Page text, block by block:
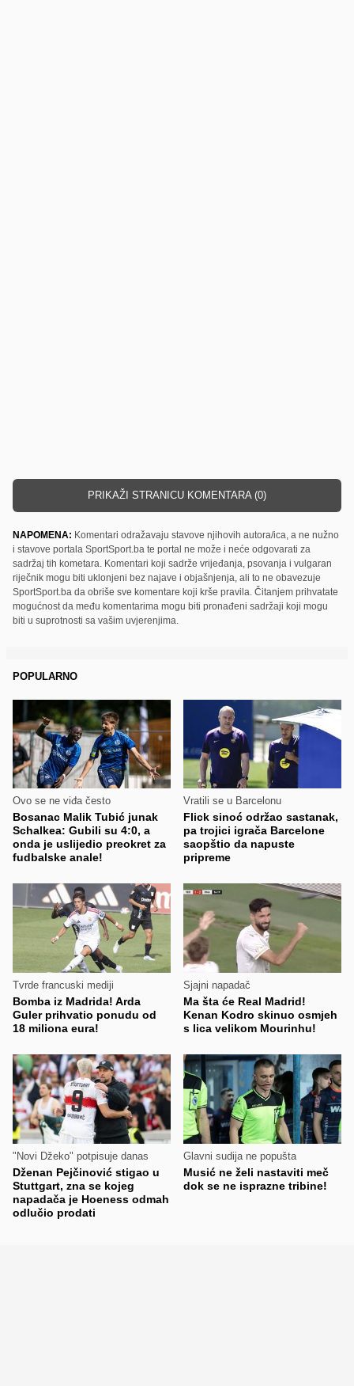
PRIKAŽI STRANICU KOMENTARA (0)
NAPOMENA: Komentari odražavaju stavove njihovih autora/ica, a ne nužno
i stavove portala SportSport.ba te portal ne može i neće odgovarati za
sadržaj tih kometara. Komentari koji sadrže vrijeđanja, psovanja i vulgaran
riječnik mogu biti uklonjeni bez najave i objašnjenja, ali to ne obavezuje
SportSport.ba da obriše sve komentare koji krše pravila. Čitanjem prihvatate
mogućnost da među komentarima mogu biti pronađeni sadržaji koji mogu
biti u suprotnosti sa vašim uvjerenjima.
POPULARNO
Ovo se ne viđa često
Bosanac Malik Tubić junak
Schalkea: Gubili su 4:0, a
onda je uslijedio preokret za
fudbalske anale!
Vratili se u Barcelonu
Flick sinoć održao sastanak,
pa trojici igrača Barcelone
saopštio da napuste
pripreme
Tvrde francuski mediji
Bomba iz Madrida! Arda
Guler prihvatio ponudu od
18 miliona eura!
Sjajni napadač
Ma šta će Real Madrid!
Kenan Kodro skinuo osmjeh
s lica velikom Mourinhu!
"Novi Džeko" potpisuje danas
Dženan Pejčinović stigao u
Stuttgart, zna se kojeg
napadača je Hoeness odmah
odlučio prodati
Glavni sudija ne popušta
Musić ne želi nastaviti meč
dok se ne isprazne tribine!